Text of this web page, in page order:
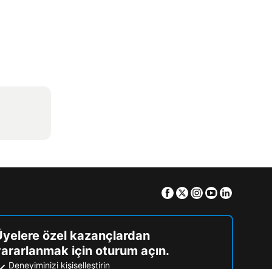
Facebook
TwitterInstagram
Youtube
özel kazançlardan
için oturum açın.
Deneyiminizi kişiselleştirin